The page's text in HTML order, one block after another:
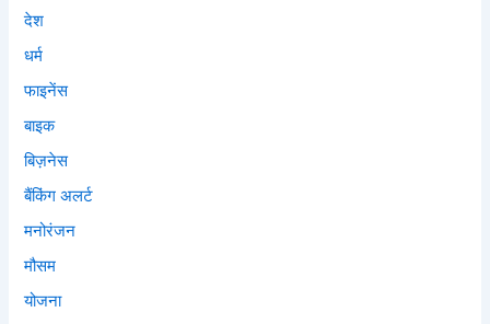
देश
धर्म
फाइनेंस
बाइक
बिज़नेस
बैंकिंग अलर्ट
मनोरंजन
मौसम
योजना